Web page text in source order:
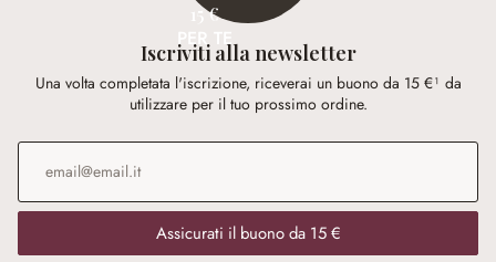
15 €
PER TE
Iscriviti alla newsletter
Una volta completata l'iscrizione, riceverai un buono da 15 €¹ da
utilizzare per il tuo prossimo ordine.
Indirizzo e-mail
Assicurati il buono da 15 €